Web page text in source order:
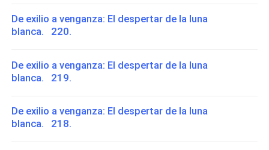
De exilio a venganza: El despertar de la luna
blanca. 220.
De exilio a venganza: El despertar de la luna
blanca. 219.
De exilio a venganza: El despertar de la luna
blanca. 218.